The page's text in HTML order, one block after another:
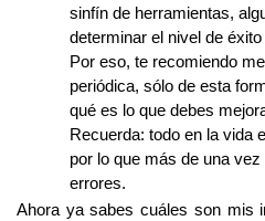
sinfín de herramientas,
determinar el nivel de
Por eso, te recomiendo
periódica, sólo de esta
qué es lo que debes
Recuerda: todo en la vida
por lo que más de una
errores.
Ahora ya sabes cuáles son mis